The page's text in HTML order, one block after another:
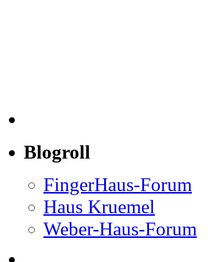
Blogroll
FingerHaus-Forum
Haus Kruemel
Weber-Haus-Forum